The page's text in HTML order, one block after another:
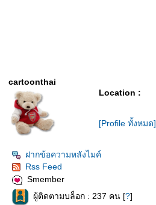
cartoonthai
Location :
[Profile ทั้งหมด]
ฝากข้อความหลังไมค์
Rss Feed
Smember
ผู้ติดตามบล็อก : 237 คน [?]